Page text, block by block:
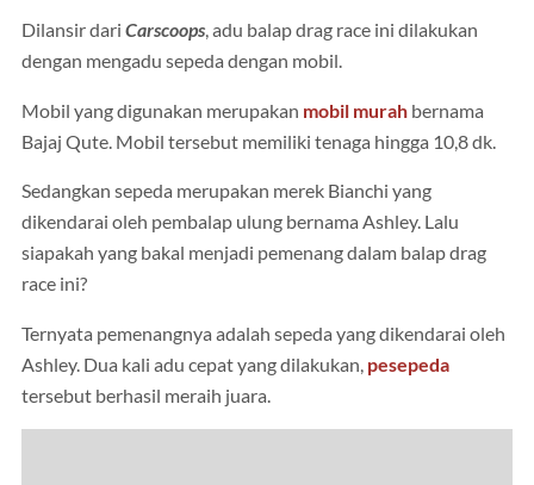
Dilansir dari Carscoops, adu balap drag race ini dilakukan
dengan mengadu sepeda dengan mobil.
Mobil yang digunakan merupakan mobil murah bernama
Bajaj Qute. Mobil tersebut memiliki tenaga hingga 10,8 dk.
Sedangkan sepeda merupakan merek Bianchi yang
dikendarai oleh pembalap ulung bernama Ashley. Lalu
siapakah yang bakal menjadi pemenang dalam balap drag
race ini?
Ternyata pemenangnya adalah sepeda yang dikendarai oleh
Ashley. Dua kali adu cepat yang dilakukan, pesepeda
tersebut berhasil meraih juara.